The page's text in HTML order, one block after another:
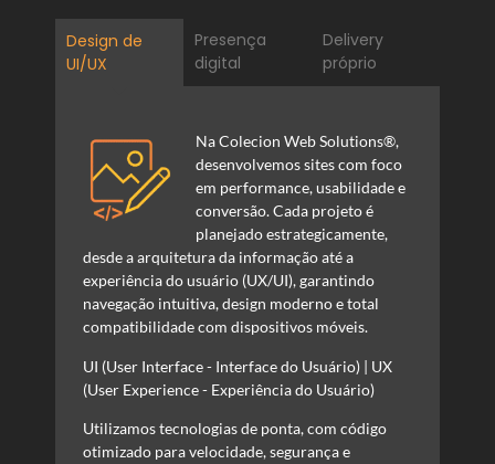
Design de
UI/UX
Presença
digital
Delivery
próprio
NaColecion WebSolutions®,
desenvolvemos sites com foco
em performance, usabilidade e
conversão.Cada projeto é
planejado estrategicamente,
desde a arquitetura da informação até a
experiência do usuário (UX/UI), garantindo
navegação intuitiva, design moderno e total
compatibilidade com dispositivos móveis.
UI (User Interface - Interface do Usuário) | UX
(User Experience - Experiência do Usuário)
Utilizamos tecnologias de ponta, com código
otimizado para velocidade, segurança e